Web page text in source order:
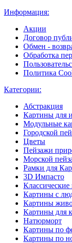
Информация:
Акции
Договор
Обмен -
Обработка
Политика
Категории:
Абстракция
Картины для
Модульные
Городской
Цветы
Пейзажи
Морской
Рамки для
3D Импасто
Картины с
Картины
Картины для
Натюрморт
Картины по
Картины по